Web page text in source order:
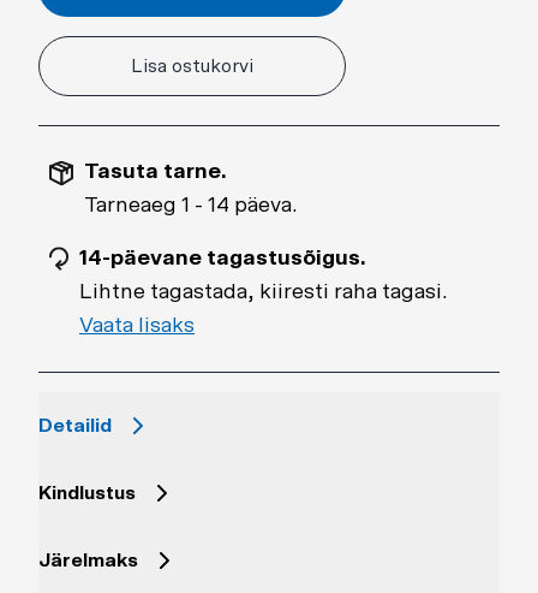
Lisa ostukorvi
Tasuta tarne.
Tarneaeg 1 - 14 päeva.
14-päevane tagastusõigus.
Lihtne tagastada, kiiresti raha tagasi.
Vaata lisaks
Detailid
Kindlustus
Järelmaks